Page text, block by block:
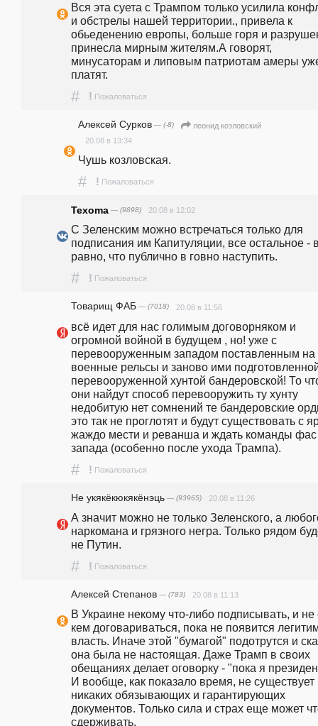
Вся эта суета с Трампом только усилила
и обстрелы нашей территории., привела к
обьеденению европы, больше горя и
принесла мирным жителям.А говорят,
минусаторам и липовым патриотам амеры
платят.
# ! Пожаловаться
Алексей Сурков — (-8)
леонид козловский
20.08 в 13:34
Чушь козловская.
# ! Пожаловаться
Texoma — (9898) 20.08 в 12:02
С Зеленским можно встречаться только для
подписания им Капитуляции, все остальное -
равно, что публично в говно наступить.
# ! Пожаловаться
Товарищ ФАБ — (7018) 20.08 в 11:56
всё идет для нас голимым договорняком и
огромной войной в будущем , но! уже с
перевооруженным западом поставленным на
военные рельсы и заново ими
перевооруженной хунтой бандеровской! То
они найдут способ перевооружить ту хунту
недобитую нет сомнений те бандеровские
это так не проглотят и будут существовать с
жаждо мести и реванша и ждать команды фас
запада (особенно после ухода Трампа).
# ! Пожаловаться
Не укякёкюкякёнэць — (93965) 20.08 в 11:26
А значит можно не только Зеленского, а
наркомана и грязного негра. Только рядом
не Путин.
# ! Пожаловаться
Алексей Степанов — (783) 20.08 в 11:13
В Украине некому что-либо подписывать, и не
кем договариваться, пока не появится
власть. Иначе этой "бумагой" подотрутся и
она была не настоящая. Даже Трамп в своих
обещаниях делает оговорку - "пока я
И вообще, как показало время, не существует
никаких обязывающих и гарантирующих
документов. Только сила и страх еще может
сдерживать.